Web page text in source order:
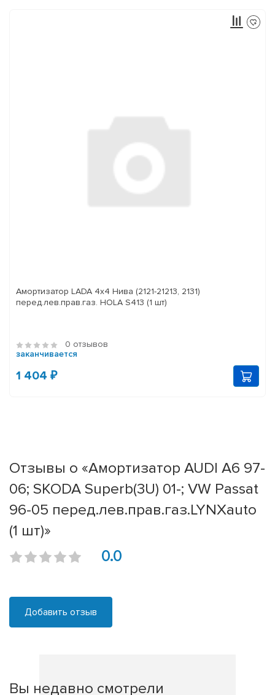
Амортизатор LADA 4x4 Нива (2121-21213, 2131)
перед.лев.прав.газ. HOLA S413 (1 шт)
0 отзывов
заканчивается
1 404 ₽
Отзывы о «Амортизатор AUDI A6 97-
06; SKODA Superb(3U) 01-; VW Passat
96-05 перед.лев.прав.газ.LYNXauto
(1 шт)»
0.0
Добавить отзыв
Вы недавно смотрели